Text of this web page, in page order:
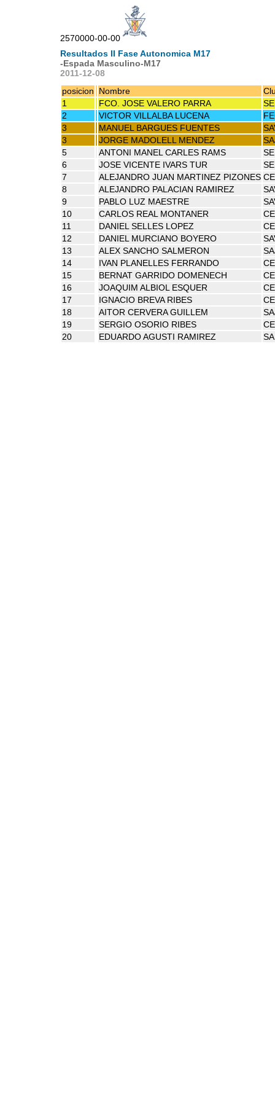
2570000-00-00
Resultados II Fase Autonomica M17
-Espada Masculino-M17
2011-12-08
posicion
Nombre
1
FCO. JOSE VALERO PARRA
2
VICTOR VILLALBA LUCENA
3
MANUEL BARGUES FUENTES
3
JORGE MADOLELL MENDEZ
5
ANTONI MANEL CARLES RAMS
6
JOSE VICENTE IVARS TUR
7
ALEJANDRO JUAN MARTINEZ PIZONES
8
ALEJANDRO PALACIAN RAMIREZ
9
PABLO LUZ MAESTRE
10
CARLOS REAL MONTANER
11
DANIEL SELLES LOPEZ
12
DANIEL MURCIANO BOYERO
13
ALEX SANCHO SALMERON
14
IVAN PLANELLES FERRANDO
15
BERNAT GARRIDO DOMENECH
16
JOAQUIM ALBIOL ESQUER
17
IGNACIO BREVA RIBES
18
AITOR CERVERA GUILLEM
19
SERGIO OSORIO RIBES
20
EDUARDO AGUSTI RAMIREZ